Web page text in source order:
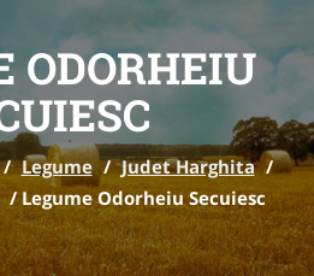
ODORHEIU
Legume / Judet Harghita /
/Legume Odorheiu Secuiesc